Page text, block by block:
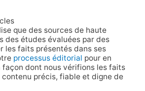
que des sources de haute
des études évaluées par des
les faits présentés dans ses
processus éditorial pour en
façon dont nous vérifions les faits
précis, fiable et digne de